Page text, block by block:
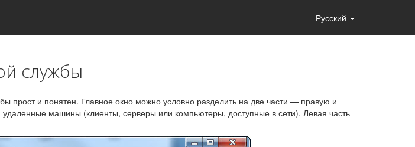
Русский
службы
прост и понятен. Главное окно можно условно разделить на две части — правую и
машины (клиенты, серверы или компьютеры, доступные в сети). Левая часть